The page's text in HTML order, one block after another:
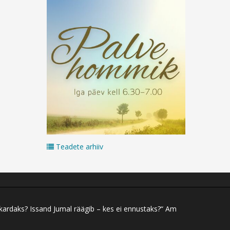
Teadete arhiiv
Issand Jumal räägib – kes ei ennustaks?“ Am